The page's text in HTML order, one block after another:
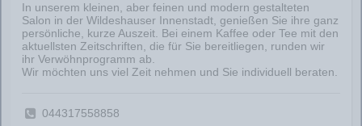
In unserem kleinen, aber feinen und modern gestalteten
Salon in der Wildeshauser Innenstadt, genießen Sie ihre ganz
persönliche, kurze Auszeit. Bei einem Kaffee oder Tee mit den
aktuellsten Zeitschriften, die für Sie bereitliegen, runden wir
ihr Verwöhnprogramm ab.
Wir möchten uns viel Zeit nehmen und Sie individuell beraten.
044317558858